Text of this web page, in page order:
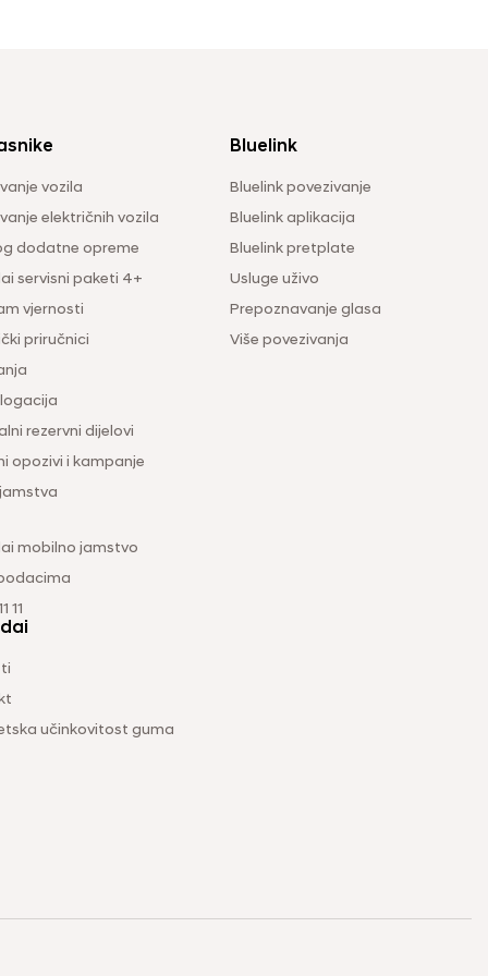
vozila
električnih vozila
dodatne opreme
servisni paketi 4+
vjernosti
priručnici
rezervni dijelovi
opozivi i kampanje
mobilno jamstvo
11
Bluelink
Bluelink povezivanje
Bluelink aplikacija
Bluelink pretplate
Usluge uživo
Prepoznavanje glasa
Više povezivanja
učinkovitost guma